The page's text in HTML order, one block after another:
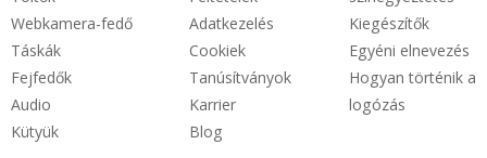
Webkamera-fedő
Táskák
Fejfedők
Audio
Kütyük
Adatkezelés
Cookiek
Tanúsítványok
Karrier
Blog
Kiegészítők
Egyéni elnevezés
Hogyan történik a
logózás